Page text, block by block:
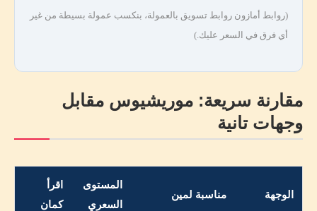
(روابط أمازون روابط تسويق بالعمولة، بنكسب عمولة بسيطة من غير
أي فرق في السعر عليك.)
مقارنة سريعة: موريشيوس مقابل
وجهات تانية
الوجهة مناسبة لمين
المستوى
السعري
اقرأ
كمان